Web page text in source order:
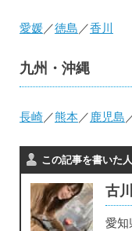
愛媛／徳島 ／香川
九州・沖縄
長崎／熊本 ／ 鹿児島
この記事を書いた人
古
愛知